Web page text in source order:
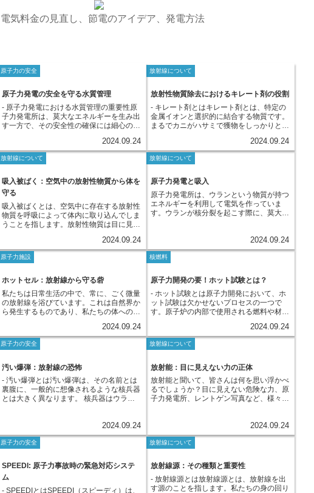
電気料金の見直し、節電のアイデア、発電方法
原子力の安全
原子力発電の安全を守る水質管理
- 原子力発電における水質管理の重要性原
子力発電所は、莫大なエネルギーを生み出
す一方で、その安全性の確保には細心の注
発電所の安定稼働と安全確保に欠かせない
要素となっています。原子力発電所では、
水を様々な用途で使用します。例えば、原
すために不可欠な「冷却材」や、その熱を
タービンに伝える「蒸気」として利用され
ています。これらの水が、もし不純物を多
く含んでいた場合、機器の腐食や性能低下
を引き起こす可能性があります。腐食が進
んで配管に穴が空いてしまったり、原子炉
の熱を効率的に取り出せなくなったりする
など、発電所の安全運転に深刻な影響を及
ぼす可能性もあるのです。さらに、水質管
理は放射性物質の発生抑制にも重要な役割
性物質の一部は、冷却水中に微量に溶け出
すことがあります。水質を適切に管理する
ことで、これらの放射性物質の発生と拡散
を最小限に抑え、作業員や周辺環境への影
響を低減することができるのです。原子力
発電所では、目的に応じて様々な水質基準
が設けられており、不純物の種類や量を厳
しく管理しています。例えば、冷却水には
不純物を取り除く浄化装置が設置されてい
るほか、水質を常に監視するシステムも導
入されています。このように、原子力発電
所では、高度な技術と徹底した管理体制の
もと、水質管理に取り組んでいるのです。
2024.09.24
放射線について
放射性物質除去におけるキレート剤の役割
- キレート剤とはキレート剤とは、特定の
金属イオンと選択的に結合する物質です。
まるでカニがハサミで獲物をしっかりと掴
を取り込みます。この時、キレート剤は複
数の箇所で金属イオンと結合し、非常に安
定した状態を作り出します。この結合の様
という言葉はギリシャ語でカニのハサミを
意味する「Chele」に由来します。キレー
ト剤と金属イオンの結合の強さは、金属イ
オンの種類やキレート剤の構造によって異
なります。 例えば、ある種のキレート剤
ムイオンとはあまり結合しません。 この
ように、特定の金属イオンと選択的に結合
する性質を利用して、キレート剤は様々な
分野で応用されています。例えば、医療分
を取り除くためにキレート剤が用いられま
す。 また、工業分野では、製品の品質を
低下させる金属イオンを除去するためにキ
レート剤が利用されます。さらに、農業分
野では、土壌中の金属イオンを調整し、植
物の生育を促進するためにキレート剤が活
用されています。このように、キレート剤
は幅広い分野で重要な役割を担っていま
2024.09.24
放射線について
吸入被ばく：空気中の放射性物質から体を
守る
吸入被ばくとは、空気中に存在する放射性
物質を呼吸によって体内に取り込んでしま
うことを指します。放射性物質は目に見え
いるため、知らず知らずのうちに吸い込ん
でしまうことがあります。体内に取り込ま
れた放射性物質は、その場に留まり続けな
このため、体内の細胞や組織が放射線の影
あります。外部からの放射線を浴びる外部
被ばくとは異なり、吸入被ばくは体内で被
ばくが起こる内部被ばくの一種に分類され
ます。体内に入った放射性物質は、排泄さ
ばくに比べて、長期にわたる影響が懸念さ
れます。吸入被ばくは、原子力発電所事故
合などに起こる可能性があります。また、
日常生活でも、ラドン温泉など、自然由来
の放射性物質を吸い込むことで、吸入被ば
くが起こる可能性があります。
2024.09.24
放射線について
原子力発電と吸入
原子力発電所は、ウランという物質が持つ
エネルギーを利用して電気を作っていま
す。ウランが核分裂を起こす際に、莫大な
物質には、大きく分けて二つの状態があり
ます。一つは空気中に漂う気体状のもので
す。もう一つは、目に見えないほど小さな
与える可能性がありますが、原子力発電所
はこれらの放射性物質を厳重に管理し、環
境中への放出を極力抑えています。原子力
発電所から排出される気体状の放射性物質
は、フィルターや吸着塔など、様々な装置
を通すことで、環境への影響を最小限に抑
えています。また、粒子状の放射性物質
は、排水や排気の中に含まれないように、
処理施設できちんと除去されます。さら
に監視されており、万が一、異常な値が検
出された場合は、直ちに原因を調査し、適
切な措置が取られます。このように、原子
力発電所では、人々の健康と環境を守るた
め、放射性物質の管理に細心の注意を払っ
2024.09.24
原子力施設
ホットセル：放射線から守る砦
私たちは日常生活の中で、常に、ごく微量
の放射線を浴びています。これは自然界か
ら発生するものであり、私たちの体への影
場で使われるレントゲン検査のように、人
工的に作り出される強い放射線には注意が
必要です。特に、原子力発電などで使用さ
すため、厳重な管理と特殊な設備が欠かせ
ません。原子力発電所で働く人々の安全を
守るための重要な設備の一つに、「ホット
セル」と呼ばれる施設があります。ホット
セルは、厚さ数メートルにも及ぶコンクリ
ガラスでできた窓を備えた、まるで要塞の
ような部屋です。この頑丈な構造によっ
て、内部で取り扱う高レベル放射性物質か
ら発生する放射線を遮断し、外部への影響
内部では、遠 дистанционно操作できる特
殊なロボットアームを用いて、核燃料物質
2024.09.24
核燃料
原子力開発の要！ホット試験とは？
- ホット試験とは原子力開発において、ホ
ット試験は欠かせないプロセスの一つで
す。原子炉の内部で使用される燃料や材料
す。この放射線は物質の性質を変化させる
可能性があり、安全な原子力発電のために
は、材料が放射線環境下でどのように変化
ます。ホット試験とは、その名の通り、実
際に放射性物質を用いて行う試験のことを
指します。原子炉内と同様の、高放射線環
境を人工的に作り出し、その環境下で燃料
や材料にどのような変化が生じるかを調べ
寸法変化などが測定されます。これらのデ
ータは、原子炉の設計や運転条件の決定に
不可欠な情報となります。ホット試験は、
その性質上、高度な技術と厳重な安全管理
は、特別な施設と専門知識が必要となるか
らです。日本では、日本原子力研究開発機
構などが、ホット試験を実施できる施設を
2024.09.24
原子力の安全
汚い爆弾：放射線の恐怖
- 汚い爆弾とは汚い爆弾は、その名前とは
裏腹に、一般的に想像されるような核兵器
とは大きく異なります。 核兵器はウラン
的に制御し、莫大なエネルギーを発生させ
る兵器です。一方、汚い爆弾は、これらの
核反応を利用しません。汚い爆弾は、ダイ
般的な爆薬と、放射性物質を組み合わせて
作られます。 この爆弾の目的は、核兵器
のような都市を壊滅させるほどの破壊をも
たらすことではなく、放射性物質を爆風に
2024.09.24
放射線について
放射能：目に見えない力の正体
放射能と聞いて、皆さんは何を思い浮かべ
るでしょうか？目に見えない危険な力、原
子力発電所、レントゲン写真など、様々な
と、その周りを回る電子が存在します。原
子核はさらに陽子と中性子で構成されてい
ます。物質はこの原子を基本単位として構
保っています。しかし、ウランやプルトニ
ウムのような一部の物質では、原子核自体
が不安定な状態にあります。これらの物質
は、より安定した状態になろうとして、原
2024.09.24
原子力の安全
SPEEDI: 原子力事故時の緊急対応システ
ム
- SPEEDIとはSPEEDI（スピーディ）は、
放射線について
放射線源：その種類と重要性
- 放射線源とは放射線源とは、放射線を出
す源のことを指します。私たちの身の回り